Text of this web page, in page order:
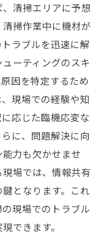
清掃エリアに予想
掃作業中に機材が
ラブルを迅速に解
ーティングのスキ
因を特定するため
現場での経験や知
応じた臨機応変な
に、問題解決に向
力も欠かせませ
場では、情報共有
となります。これ
現場でのトラブル
できます。